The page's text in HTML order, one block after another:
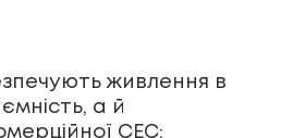
живлення в
а й
СЕС: